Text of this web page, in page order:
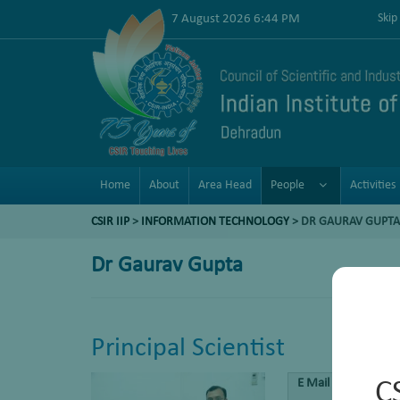
7 August 2026 6:44 PM
Home About Area Head People Activities
CSIR IIP > INFORMATION TECHNOLOGY > DR GAURAV GUPTA
Dr Gaurav Gupta
Principal Scientist
E Mail